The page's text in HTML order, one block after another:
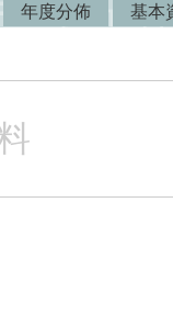
年度分佈 基本